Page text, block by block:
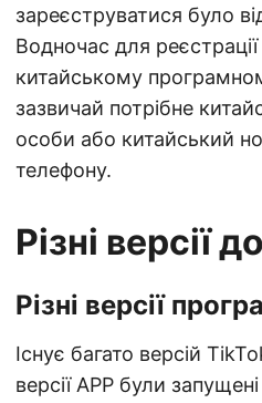
зареєструватися було
Водночас для
китайському
зазвичай потрібне
особи або китайський
телефону.
Різні версії
Різні версії
Існує багато версій
версії APP були